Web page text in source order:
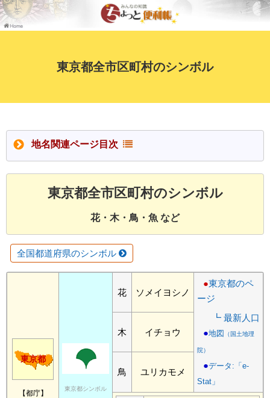
東京都全市区町村のシンボル
地名関連ページ目次
東京都全市区町村のシンボル
花・木・鳥・魚 など
全国都道府県のシンボル
東京都
【都庁】 東京都シンボル
花 ソメイヨシノ
●東京都のペ
ージ
┗ 最新人口
●地図 （国土地理
院）
●データ:「e-
Stat」
木 イチョウ
鳥 ユリカモメ